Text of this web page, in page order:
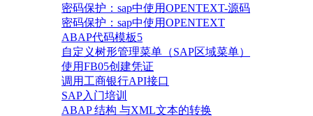
密码保护：sap中使用OPENTEXT-源码
密码保护：sap中使用OPENTEXT
ABAP代码模板5
自定义树形管理菜单（SAP区域菜单）
使用FB05创建凭证
调用工商银行API接口
SAP入门培训
ABAP 结构 与XML文本的转换